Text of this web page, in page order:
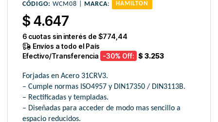
CÓDIGO: WCM08 | MARCA: HAMILTON
$ 4.647
6 cuotas sin interés de $774,44
Envíos a todo el País
Efectivo/Transferencia -30% Off: $ 3.253
Forjadas en Acero 31CRV3.
– Cumple normas ISO4957 y DIN17350 / DIN3113B.
– Rectificadas y templadas.
– Diseñadas para acceder de modo mas sencillo a
espacio reducidos.